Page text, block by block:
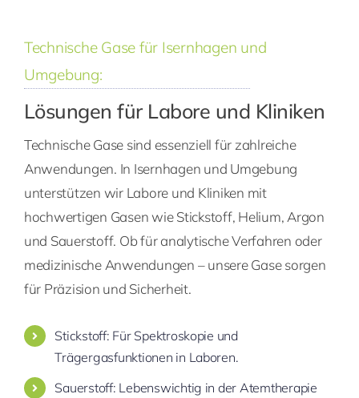
Technische Gase für Isernhagen und
Umgebung:
Lösungen für Labore und Kliniken
Technische Gase sind essenziell für zahlreiche
Anwendungen. In Isernhagen und Umgebung
unterstützen wir Labore und Kliniken mit
hochwertigen Gasen wie Stickstoff, Helium, Argon
und Sauerstoff. Ob für analytische Verfahren oder
medizinische Anwendungen – unsere Gase sorgen
für Präzision und Sicherheit.
Stickstoff: Für Spektroskopie und
Trägergasfunktionen in Laboren.
Sauerstoff: Lebenswichtig in der Atemtherapie